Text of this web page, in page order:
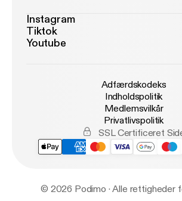
Instagram
Tiktok
Youtube
Adfærdskodeks
Indholdspolitik
Medlemsvilkår
Privatlivspolitik
SSL Certificeret
© 2026 Podimo · Alle rettigheder